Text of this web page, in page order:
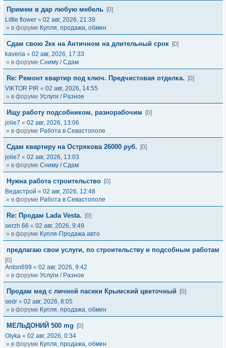
Примем в дар любую мебель [0]
Little flower « 02 авг, 2026, 21:39
» в форуме Купля, продажа, обмен
Сдам свою 2кк на Античном на длительный срок [0]
kaveria « 02 авг, 2026, 17:33
» в форуме Сниму / Сдам
Re: Ремонт квартир под ключ. Предчистовая отделка.
[0]
VIKTOR PIR « 02 авг, 2026, 14:55
» в форуме Услуги / Разное
Ищу работу подсобником, разнорабочим
[0]
jolie7 « 02 авг, 2026, 13:06
» в форуме Работа в Севастополе
Сдам квартиру на Острякова 26000 руб.
[0]
jolie7 « 02 авг, 2026, 13:03
» в форуме Сниму / Сдам
Нужна работа строительство [0]
Ведастрой « 02 авг, 2026, 12:48
» в форуме Работа в Севастополе
Re: Продам Lada Vesta.
[0]
serzh 66 « 02 авг, 2026, 9:49
» в форуме Купля-Продажа авто
предлагаю свои услуги, по строительству и подсобным работам
[0]
Anton699 « 02 авг, 2026, 9:42
» в форуме Услуги / Разное
Продам мед с личной пасеки Крымский цветочный
[0]
sedr « 02 авг, 2026, 8:05
» в форуме Купля, продажа, обмен
МЕЛЬДОНИЙ 500 mg
[0]
Olyka « 02 авг, 2026, 0:34
» в форуме Купля, продажа, обмен